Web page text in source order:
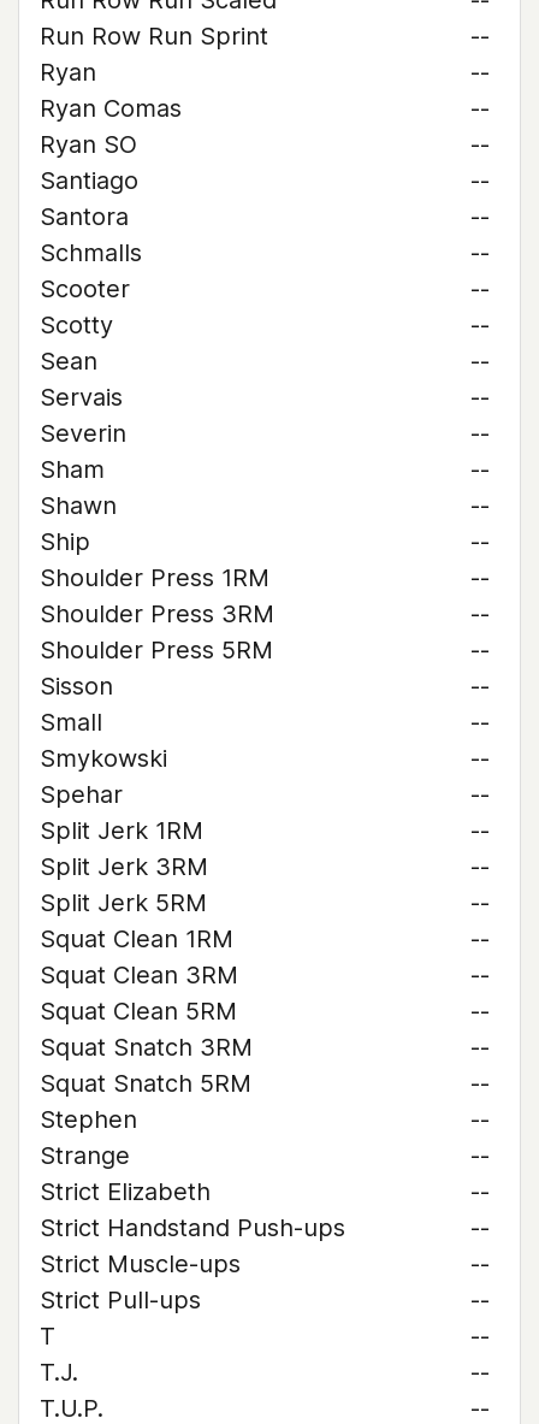
Run Row Run Sprint
--
Ryan
--
Ryan Comas
--
Ryan SO
--
Santiago
--
Santora
--
Schmalls
--
Scooter
--
Scotty
--
Sean
--
Servais
--
Severin
--
Sham
--
Shawn
--
Ship
--
Shoulder Press 1RM
--
Shoulder Press 3RM
--
Shoulder Press 5RM
--
Sisson
--
Small
--
Smykowski
--
Spehar
--
Split Jerk 1RM
--
Split Jerk 3RM
--
Split Jerk 5RM
--
Squat Clean 1RM
--
Squat Clean 3RM
--
Squat Clean 5RM
--
Squat Snatch 3RM
--
Squat Snatch 5RM
--
Stephen
--
Strange
--
Strict Elizabeth
--
Strict Handstand Push-ups
--
Strict Muscle-ups
--
Strict Pull-ups
--
T
--
T.J.
--
T.U.P.
--